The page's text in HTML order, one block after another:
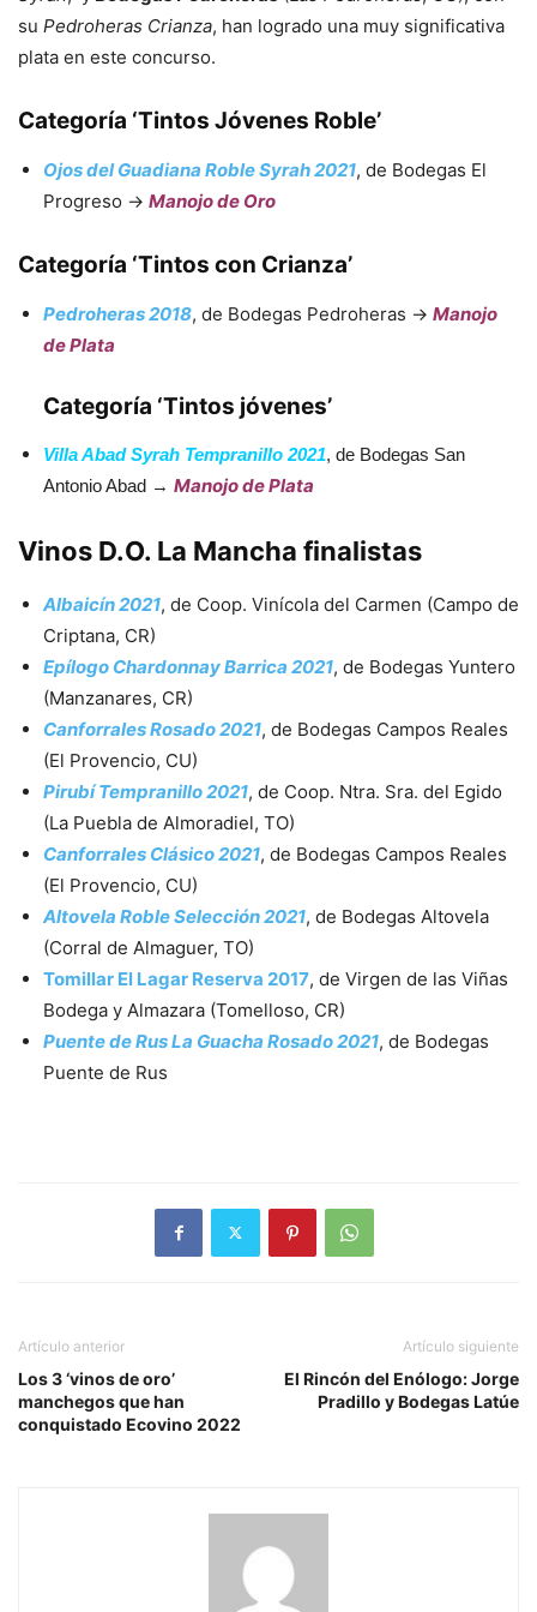
su Pedroheras Crianza, han logrado una muy significativa
plata en este concurso.
Categoría ‘Tintos Jóvenes Roble’
Ojos del Guadiana Roble Syrah 2021, de Bodegas El
Progreso → Manojo de Oro
Categoría ‘Tintos con Crianza’
Pedroheras 2018, de Bodegas Pedroheras → Manojo
de Plata
Categoría ‘Tintos jóvenes’
Villa Abad Syrah Tempranillo 2021, de Bodegas San
Antonio Abad → Manojo de Plata
Vinos D.O. La Mancha finalistas
Albaicín 2021, de Coop. Vinícola del Carmen (Campo de
Criptana, CR)
Epílogo Chardonnay Barrica 2021, de Bodegas Yuntero
(Manzanares, CR)
Canforrales Rosado 2021, de Bodegas Campos Reales
(El Provencio, CU)
Pirubí Tempranillo 2021, de Coop. Ntra. Sra. del Egido
(La Puebla de Almoradiel, TO)
Canforrales Clásico 2021, de Bodegas Campos Reales
(El Provencio, CU)
Altovela Roble Selección 2021, de Bodegas Altovela
(Corral de Almaguer, TO)
Tomillar El Lagar Reserva 2017, de Virgen de las Viñas
Bodega y Almazara (Tomelloso, CR)
Puente de Rus La Guacha Rosado 2021, de Bodegas
Puente de Rus
Artículo anterior
Los 3 ‘vinos de oro’
manchegos que han
conquistado Ecovino 2022
Artículo siguiente
El Rincón del Enólogo: Jorge
Pradillo y Bodegas Latúe